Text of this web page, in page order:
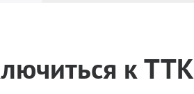
к ТТК